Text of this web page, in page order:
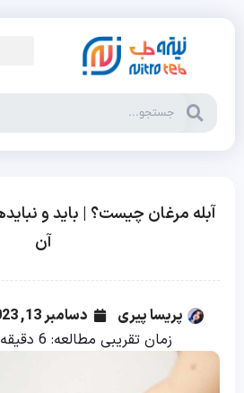
آن
پریسا پیری
دسامبر 13, 2023
زمان تقریبی مطالعه: 6 دقیقه